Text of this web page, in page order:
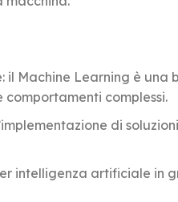
Machine Learning è una
complessi.
di
intelligenza artificiale in